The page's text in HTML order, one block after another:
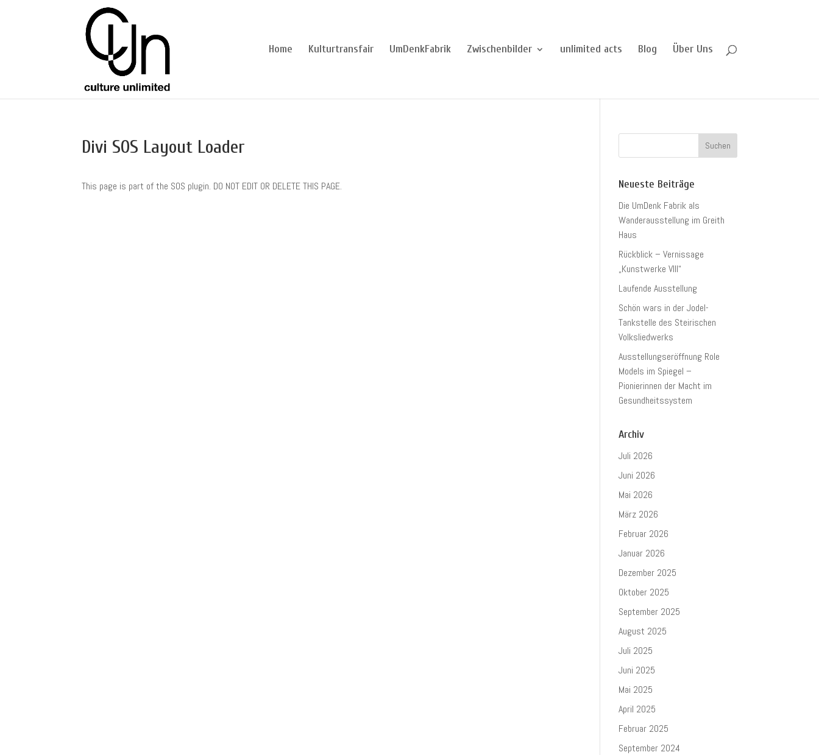
Home Kulturtransfair UmDenkFabrik Zwischenbilder unlimited acts Blog Über Uns
Divi SOS Layout Loader
This page is part of the SOS plugin. DO NOT EDIT OR DELETE THIS PAGE.
Neueste Beiträge
Die UmDenk Fabrik als
Wanderausstellung im Greith
Haus
Rückblick – Vernissage
„Kunstwerke VIII“
Laufende Ausstellung
Schön wars in der Jodel-
Tankstelle des Steirischen
Volksliedwerks
Ausstellungseröffnung Role
Models im Spiegel –
Pionierinnen der Macht im
Gesundheitssystem
Archiv
Juli 2026
Juni 2026
Mai 2026
März 2026
Februar 2026
Januar 2026
Dezember 2025
Oktober 2025
September 2025
August 2025
Juli 2025
Juni 2025
Mai 2025
April 2025
Februar 2025
September 2024